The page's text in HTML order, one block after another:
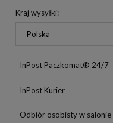
Kraj wysyłki:
InPost Paczkomat® 24/7
InPost Kurier
Odbiór osobisty w salonie